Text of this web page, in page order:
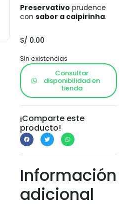
Preservativo prudence
con sabor a caipirinha.
S/ 0.00
Sin existencias
Consultar
disponibilidad en
tienda
¡Comparte este
producto!
Información
adicional